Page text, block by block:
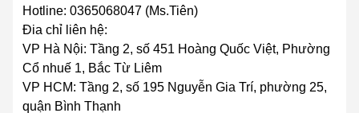
Hotline: 0365068047 (Ms.Tiên)
Đia chỉ liên hệ:
VP Hà Nội: Tầng 2, số 451 Hoàng Quốc Việt, Phường
Cổ nhuế 1, Bắc Từ Liêm
VP HCM: Tầng 2, số 195 Nguyễn Gia Trí, phường 25,
quận Bình Thạnh